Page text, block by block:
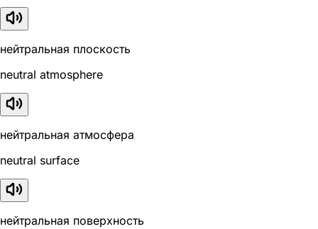
нейтральная плоскость
neutral atmosphere
нейтральная атмосфера
neutral surface
нейтральная поверхность